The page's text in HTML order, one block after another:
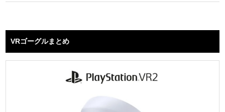
VRゴーグルまとめ